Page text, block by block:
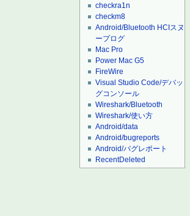
checkra1n
checkm8
Android/Bluetooth HCIスヌ
ープログ
Mac Pro
Power Mac G5
FireWire
Visual Studio Code/デバッ
グコンソール
Wireshark/Bluetooth
Wireshark/使い方
Android/data
Android/bugreports
Android/バグレポート
RecentDeleted